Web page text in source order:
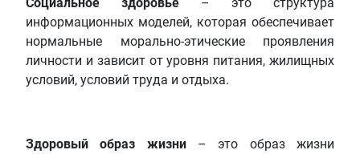
информационных моделей, которая обеспечивает
нормальные морально-этические проявления
личности и зависит от уровня питания, жилищных
условий, условий труда и отдыха.
Здоровый образ жизни– это образ жизни